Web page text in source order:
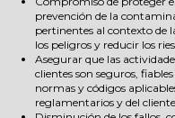
prevención de la
pertinentes al contexto de
los peligros y reducir los
Asegurar que las
clientes son seguros,
normas y códigos
reglamentarios y del